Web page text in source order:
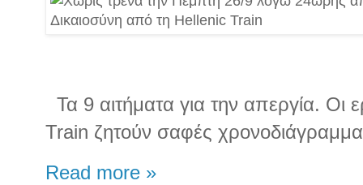
Τα 9 αιτήματα για την απεργία. Οι
Train ζητούν σαφές
Read more »